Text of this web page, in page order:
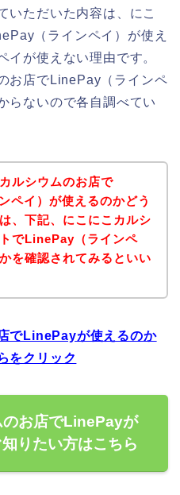
いただいた内容は、にこ
（ラインペイ）が使え
イが使えない理由です。
お店でLinePay（ラインペ
らないので各自調べてい
ルシウムのお店で
ペイ）が使えるのかどう
、下記、にこにこカルシ
でLinePay（ラインペ
を確認されてみるといい
でLinePayが使えるのか
をクリック
のお店でLinePayが
りたい方はこちら